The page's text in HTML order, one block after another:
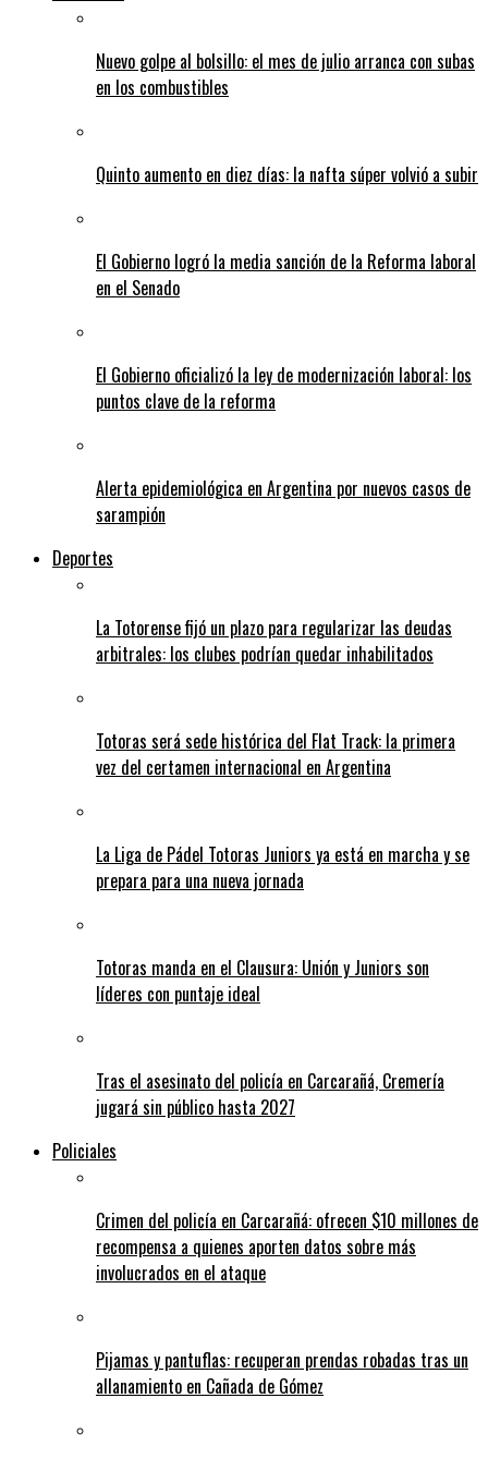
Nuevo golpe al bolsillo: el mes de julio arranca con subas
en los combustibles
Quinto aumento en diez días: la nafta súper volvió a subir
El Gobierno logró la media sanción de la Reforma laboral
en el Senado
El Gobierno oficializó la ley de modernización laboral: los
puntos clave de la reforma
Alerta epidemiológica en Argentina por nuevos casos de
sarampión
Deportes
La Totorense fijó un plazo para regularizar las deudas
arbitrales: los clubes podrían quedar inhabilitados
Totoras será sede histórica del Flat Track: la primera
vez del certamen internacional en Argentina
La Liga de Pádel Totoras Juniors ya está en marcha y se
prepara para una nueva jornada
Totoras manda en el Clausura: Unión y Juniors son
líderes con puntaje ideal
Tras el asesinato del policía en Carcarañá, Cremería
jugará sin público hasta 2027
Policiales
Crimen del policía en Carcarañá: ofrecen $10 millones de
recompensa a quienes aporten datos sobre más
involucrados en el ataque
Pijamas y pantuflas: recuperan prendas robadas tras un
allanamiento en Cañada de Gómez